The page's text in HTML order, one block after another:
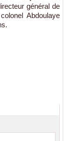
général de
Abdoulaye